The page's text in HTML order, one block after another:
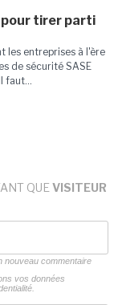
pour tirer parti
les entreprises à l'ère
de sécurité SASE
faut...
QUE VISITEUR
nouveau commentaire
vos données